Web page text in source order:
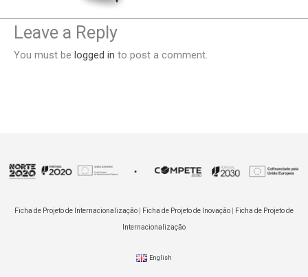
Leave a Reply
You must be logged in to post a comment.
Ficha de Projeto de Internacionalização Ficha de Projeto de Inovação Ficha de Projeto de
Internacionalização
English